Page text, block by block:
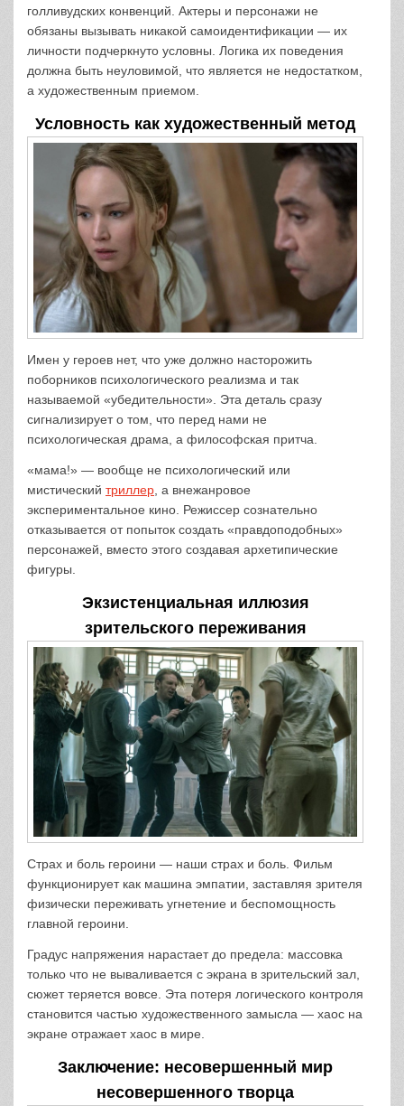
голливудских конвенций. Актеры и персонажи не
обязаны вызывать никакой самоидентификации — их
личности подчеркнуто условны. Логика их поведения
должна быть неуловимой, что является не недостатком,
а художественным приемом.
Условность как художественный метод
Имен у героев нет, что уже должно насторожить
поборников психологического реализма и так
называемой «убедительности». Эта деталь сразу
сигнализирует о том, что перед нами не
психологическая драма, а философская притча.
«мама!» — вообще не психологический или
мистический триллер , а внежанровое
экспериментальное кино. Режиссер сознательно
отказывается от попыток создать «правдоподобных»
персонажей, вместо этого создавая архетипические
фигуры.
Экзистенциальная иллюзия
зрительского переживания
Страх и боль героини — наши страх и боль. Фильм
функционирует как машина эмпатии, заставляя зрителя
физически переживать угнетение и беспомощность
главной героини.
Градус напряжения нарастает до предела: массовка
только что не вываливается с экрана в зрительский зал,
сюжет теряется вовсе. Эта потеря логического контроля
становится частью художественного замысла — хаос на
экране отражает хаос в мире.
Заключение: несовершенный мир
несовершенного творца